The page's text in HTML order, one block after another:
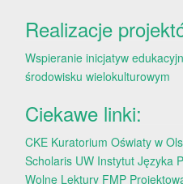
Realizacje
Wspieranie inicjatyw
środowisku wielokulturowym
Ciekawe linki:
CKE Kuratorium Oświaty w
Scholaris UW Instytut Języka
Wolne Lektury FMP